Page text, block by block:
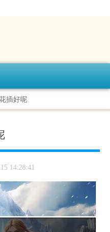
插好呢
14:28:41